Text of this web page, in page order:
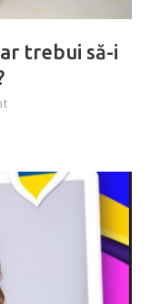
trebui să-i